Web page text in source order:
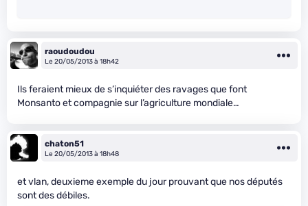
raoudoudou
Le 20/05/2013 à 18h42
Ils feraient mieux de s’inquiéter des ravages que font
Monsanto et compagnie sur l’agriculture mondiale…
chaton51
Le 20/05/2013 à 18h48
et vlan, deuxieme exemple du jour prouvant que nos députés
sont des débiles.